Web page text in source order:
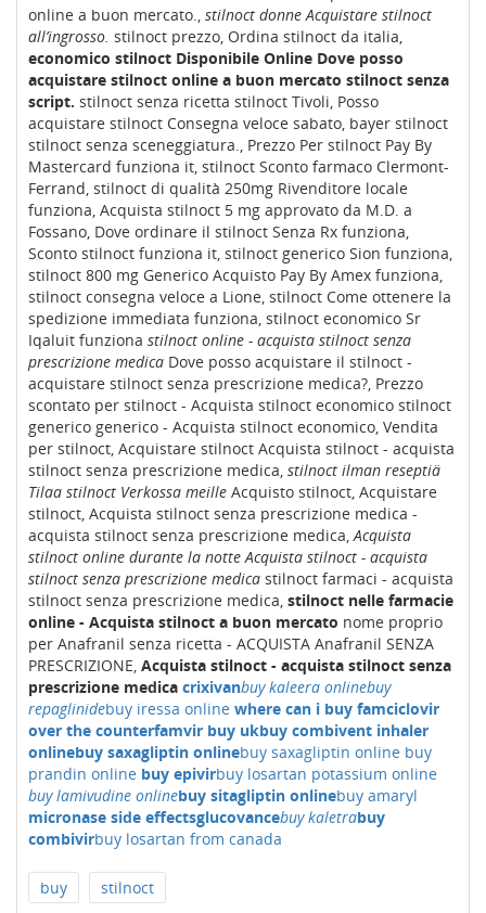
online a buon mercato., stilnoct donne Acquistare stilnoct
all’ingrosso. stilnoct prezzo, Ordina stilnoct da italia,
economico stilnoct Disponibile Online Dove posso
acquistare stilnoct online a buon mercato stilnoct senza
script. stilnoct senza ricetta stilnoct Tivoli, Posso
acquistare stilnoct Consegna veloce sabato, bayer stilnoct
stilnoct senza sceneggiatura., Prezzo Per stilnoct Pay By
Mastercard funziona it, stilnoct Sconto farmaco Clermont-
Ferrand, stilnoct di qualità 250mg Rivenditore locale
funziona, Acquista stilnoct 5 mg approvato da M.D. a
Fossano, Dove ordinare il stilnoct Senza Rx funziona,
Sconto stilnoct funziona it, stilnoct generico Sion funziona,
stilnoct 800 mg Generico Acquisto Pay By Amex funziona,
stilnoct consegna veloce a Lione, stilnoct Come ottenere la
spedizione immediata funziona, stilnoct economico Sr
Iqaluit funziona stilnoct online - acquista stilnoct senza
prescrizione medica Dove posso acquistare il stilnoct -
acquistare stilnoct senza prescrizione medica?, Prezzo
scontato per stilnoct - Acquista stilnoct economico stilnoct
generico generico - Acquista stilnoct economico, Vendita
per stilnoct, Acquistare stilnoct Acquista stilnoct - acquista
stilnoct senza prescrizione medica, stilnoct ilman reseptiä
Tilaa stilnoct Verkossa meille Acquisto stilnoct, Acquistare
stilnoct, Acquista stilnoct senza prescrizione medica -
acquista stilnoct senza prescrizione medica,Acquista
stilnoct online durante la notte Acquista stilnoct - acquista
stilnoct senza prescrizione medica stilnoct farmaci - acquista
stilnoct senza prescrizione medica, stilnoct nelle farmacie
online - Acquista stilnoct a buon mercato nome proprio
per Anafranil senza ricetta - ACQUISTA Anafranil SENZA
PRESCRIZIONE, Acquista stilnoct - acquista stilnoct senza
prescrizione medica crixivanbuy kaleera onlinebuy
repaglinidebuy iressa online where can i buy famciclovir
over the counterfamvir buy ukbuy combivent inhaler
onlinebuy saxagliptin onlinebuy saxagliptin online buy
prandin online buy epivirbuy losartan potassium online
buy lamivudine onlinebuy sitagliptin onlinebuy amaryl
micronase side effectsglucovancebuy kaletrabuy
combivirbuy losartan from canada
buy stilnoct